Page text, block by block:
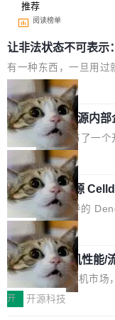
推荐
阅读榜单
让非法状态不可表示
的帖子在 Reddit 火
有一种东西，一旦用过
eev 管它叫"软件设计
鲜——代数数据类型（
（sum type）。但他说
型系统的学术体操，是
章从一个简单的例子切
设置，如果用布尔值
ean 表示是否可切换，
色方案、深色方案——
合。方案缺了、配置冲
哪些组合有效，作者说
者部落知识"。 换个写
变体：Switchable...
局
Cloudflare 开源内部
dflare OS
Cloudflare 发布了一
S。如果你只看官方博
个"AI 知识库 + 聊天机
做，没什么新鲜的。
r 上把事情说清楚了：
re OS，一个带连接器
有科技公司做的一样。
样。这是
那个创业公司。不同的
lare Workers 上——我
——并且深度集成了 AI
局
Deno 团队开源
布式 Durable
Ryan Dahl 领导的
目 Celld，一个能在自
Workers 和 Durable
计思路很直接：每个对
数据库，按名称寻址，
存储库里。节点之间
局
鲁大师7月新机性能/
性能、流畅双第一，
新折叠缺席
2026年7月的手机市场
增，手机厂商的日子也
开 开源科技